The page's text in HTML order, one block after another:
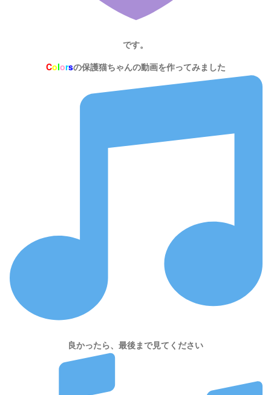
です。
Colorsの保護猫ちゃんの動画を作ってみました
良かったら、最後まで見てください